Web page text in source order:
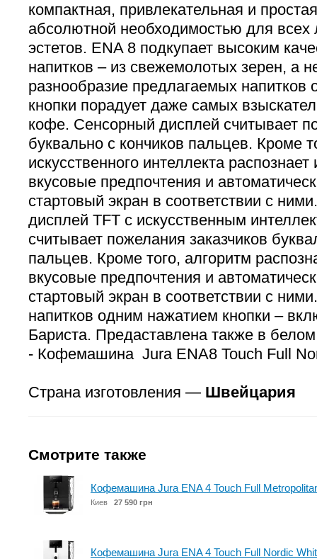
компактная, привлекательная и
абсолютной необходимостью для
эстетов. ENA 8 подкупает высоким
напитков – из свежемолотых зерен, а
разнообразие предлагаемых
кнопки порадует даже самых
кофе. Сенсорный дисплей считывает
буквально с кончиков пальцев. Кроме
искусственного интеллекта
вкусовые предпочтения и
стартовый экран в соответствии с
дисплей TFT с искусственным
считывает пожелания заказчиков
пальцев. Кроме того, алгоритм
вкусовые предпочтения и
стартовый экран в соответствии с
напитков одним нажатием кнопки –
Бариста. Предаставлена также в
- Кофемашина Jura ENA8 Touch Full
Страна изготовления — Швейцария
Смотрите также
Кофемашина Jura ENA 4 Touch Full
Киев 27 590 грн
Кофемашина Jura ENA 4 Touch Full Nordic